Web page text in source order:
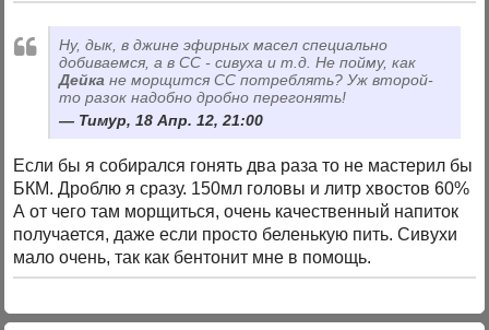
Ну, дык, в джине эфирных масел специально
добиваемся, а в СС - сивуха и т.д. Не пойму, как
Дейка не морщится СС потреблять? Уж второй-
то разок надобно дробно перегонять!
Тимур, 18 Апр. 12, 21:00
Если бы я собирался гонять два раза то не мастерил бы
БКМ. Дроблю я сразу. 150мл головы и литр хвостов 60%
А от чего там морщиться, очень качественный напиток
получается, даже если просто беленькую пить. Сивухи
мало очень, так как бентонит мне в помощь.